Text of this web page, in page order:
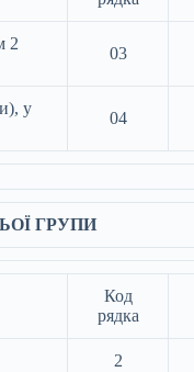
2
03
у
04
ГРУПИ
Код
рядка
2